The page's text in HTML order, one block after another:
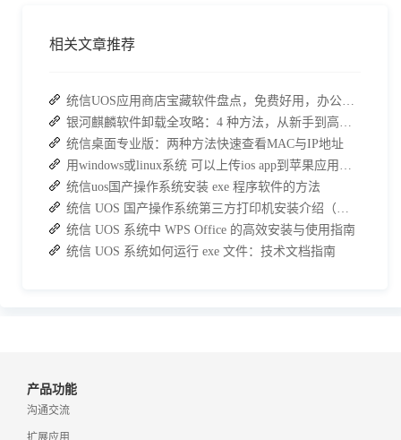
相关文章推荐
统信桌面专业版：两种方法快速查看MAC与IP地址
统信uos国产操作系统安装 exe 程序软件的方法
统信 UOS 系统中 WPS Office 的高效安装与使用指南
统信 UOS 系统如何运行 exe 文件：技术文档指南
产品功能
沟通交流
扩展应用